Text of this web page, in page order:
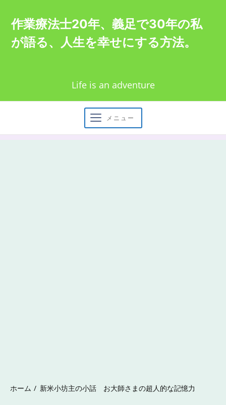
content
作業療法士20年、義足で30年の私
が語る、人生を幸せにする方法。
Life is an adventure
メニュー
ホーム 新米小坊主の小話 お大師さまの超人的な記憶力